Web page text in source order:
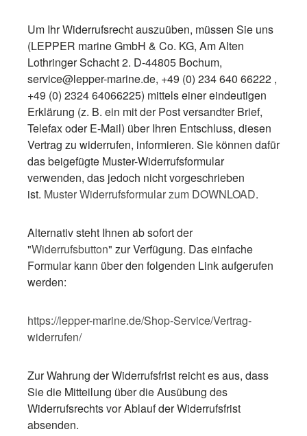
Um Ihr Widerrufsrecht auszuüben, müssen Sie uns
(LEPPER marine GmbH & Co. KG, Am Alten
Lothringer Schacht 2. D-44805 Bochum,
service@lepper-marine.de, +49 (0) 234 640 66222 ,
+49 (0) 2324 64066225) mittels einer eindeutigen
Erklärung (z. B. ein mit der Post versandter Brief,
Telefax oder E-Mail) über Ihren Entschluss, diesen
Vertrag zu widerrufen, informieren. Sie können dafür
das beigefügte Muster-Widerrufsformular
verwenden, das jedoch nicht vorgeschrieben
ist. Muster Widerrufsformular zum DOWNLOAD.
Alternativ steht Ihnen ab sofort der
"Widerrufsbutton" zur Verfügung. Das einfache
Formular kann über den folgenden Link aufgerufen
werden:
https://lepper-marine.de/Shop-Service/Vertrag-
widerrufen/
Zur Wahrung der Widerrufsfrist reicht es aus, dass
Sie die Mitteilung über die Ausübung des
Widerrufsrechts vor Ablauf der Widerrufsfrist
absenden.